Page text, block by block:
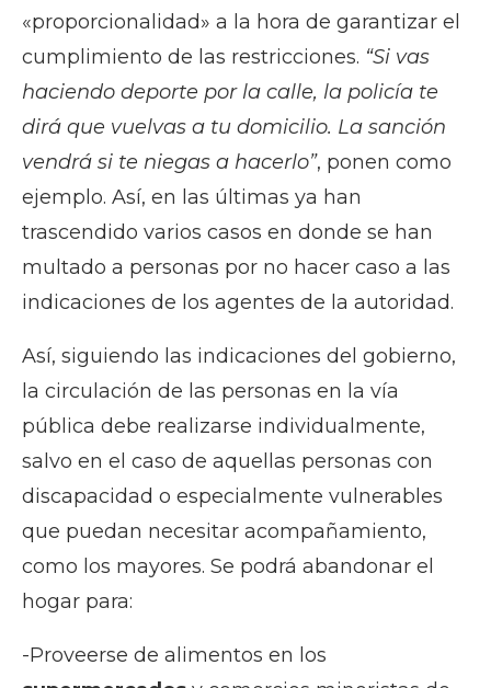
«proporcionalidad» a la hora de garantizar el
cumplimiento de las restricciones. “Si vas
haciendo deporte por la calle, la policía te
dirá que vuelvas a tu domicilio. La sanción
vendrá si te niegas a hacerlo”, ponen como
ejemplo. Así, en las últimas ya han
trascendido varios casos en donde se han
multado a personas por no hacer caso a las
indicaciones de los agentes de la autoridad.
Así, siguiendo las indicaciones del gobierno,
la circulación de las personas en la vía
pública debe realizarse individualmente,
salvo en el caso de aquellas personas con
discapacidad o especialmente vulnerables
que puedan necesitar acompañamiento,
como los mayores. Se podrá abandonar el
hogar para:
-Proveerse de alimentos en los